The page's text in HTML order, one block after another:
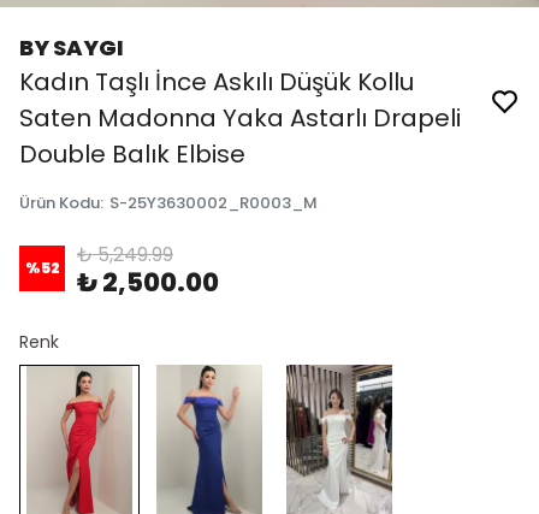
BY SAYGI
Kadın Taşlı İnce Askılı Düşük Kollu
Saten Madonna Yaka Astarlı Drapeli
Double Balık Elbise
Ürün Kodu: S-25Y3630002_R0003_M
%52 ₺ 5,249.99
₺ 2,500.00
Renk